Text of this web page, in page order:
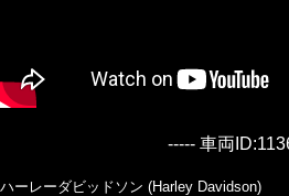
----- 車両
ハーレーダビッドソン (Harley Davidson)